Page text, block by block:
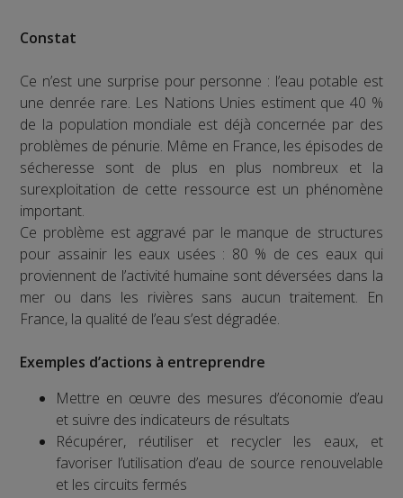
Constat
Ce n’est une surprise pour personne : l’eau potable est
une denrée rare. Les Nations Unies estiment que 40 %
de la population mondiale est déjà concernée par des
problèmes de pénurie. Même en France, les épisodes de
sécheresse sont de plus en plus nombreux et la
surexploitation de cette ressource est un phénomène
important.
Ce problème est aggravé par le manque de structures
pour assainir les eaux usées : 80 % de ces eaux qui
proviennent de l’activité humaine sont déversées dans la
mer ou dans les rivières sans aucun traitement. En
France, la qualité de l’eau s’est dégradée.
Exemples d’actions à entreprendre
Mettre en œuvre des mesures d’économie d’eau
et suivre des indicateurs de résultats
Récupérer, réutiliser et recycler les eaux, et
favoriser l’utilisation d’eau de source renouvelable
et les circuits fermés